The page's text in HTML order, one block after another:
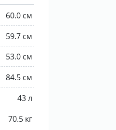
60.0 см
59.7 см
53.0 см
84.5 см
43 л
70.5 кг